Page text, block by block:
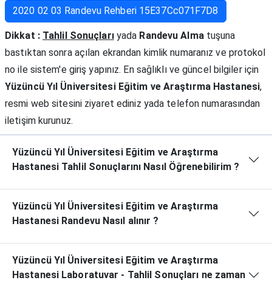
2020 02 03 Randevu Rehberi 15E37Cc071F7D8
Dikkat : Tahlil Sonuçlarıyada Randevu Almatuşuna
bastıktan sonra açılan ekrandan kimlik numaranız ve protokol
no ile sistem'e giriş yapınız. En sağlıklı ve güncel bilgiler için
Yüzüncü Yıl Üniversitesi Eğitim ve Araştırma Hastanesi,
resmi web sitesini ziyaret ediniz yada telefon numarasından
iletişim kurunuz.
Yüzüncü Yıl Üniversitesi Eğitim ve Araştırma
Hastanesi Tahlil Sonuçlarını Nasıl Öğrenebilirim ?
Yüzüncü Yıl Üniversitesi Eğitim ve Araştırma
Hastanesi Randevu Nasıl alınır ?
Yüzüncü Yıl Üniversitesi Eğitim ve Araştırma
Hastanesi Laboratuvar - Tahlil Sonuçları ne zaman